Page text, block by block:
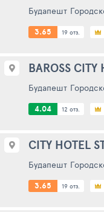
Будапешт
3.65
19 отз.
BAROSS CITY
Будапешт
4.04
12 отз.
CITY HOTEL
Будапешт
3.65
19 отз.